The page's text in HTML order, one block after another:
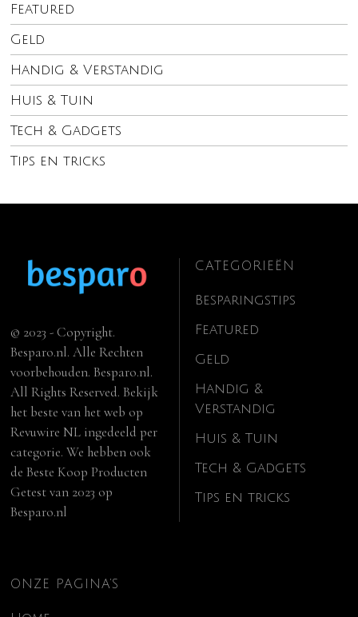
Featured
Geld
Handig & Verstandig
Huis & Tuin
Tech & Gadgets
Tips en tricks
© 2023 - Copyright.
Besparo.nl. Alle Rechten
voorbehouden. Besparo.nl.
All Rights Reserved. Bekijk
het beste van het web op
Revuwire NL ingedeeld per
categorie. We hebben ook
deBeste Koop Producten
Getest van 2023 op
Besparo.nl
CATEGORIEËN
Besparingstips
Featured
Geld
Handig &
Verstandig
Huis & Tuin
Tech & Gadgets
Tips en tricks
ONZE PAGINA’S